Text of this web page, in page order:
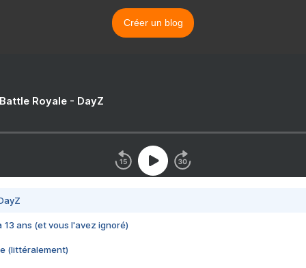
Créer un blog
Royale - DayZ
13 ans (et vous l'avez ignoré)
(littéralement)